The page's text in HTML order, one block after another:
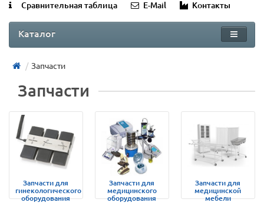
Сравнительная таблица
E-Mail Контакты
Каталог
Запчасти
Запчасти
Запчасти для
гинекологического
оборудования
Запчасти для
медицинского
оборудования
Запчасти для
медицинской
мебели